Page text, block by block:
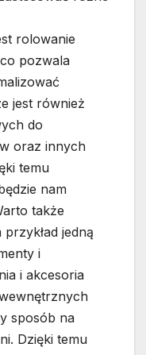
rolowanie
pozwala
jest również
do
oraz innych
temu
nam
także
jedną
i
i akcesoria
sposób na
Dzięki temu